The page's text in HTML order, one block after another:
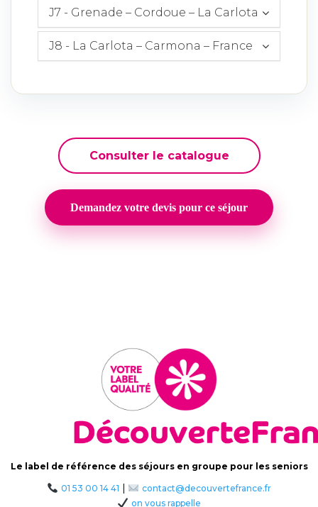
J7 - Grenade – Cordoue – La Carlota
J8 - La Carlota – Carmona – France
Consulter le catalogue
Demandez votre devis pour ce séjour
Le label de référence des séjours en groupe pour les seniors
01 53 00 14 41
contact@decouvertefrance.fr
on vous rappelle